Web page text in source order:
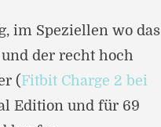
im Speziellen wo das
der recht hoch
( Fitbit Charge 2 bei
Edition und für 69